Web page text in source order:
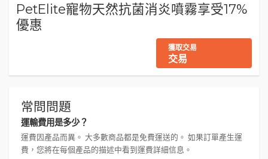
PetElite寵物天然抗菌消炎噴霧享受17%
優惠
獲取交易
交易
常問問題
運輸費用是多少？
運費因產品而異。 大多數商品都是免費運送的。 如果訂單產生運
費，您將在每個產品的描述中看到運費詳細信息。